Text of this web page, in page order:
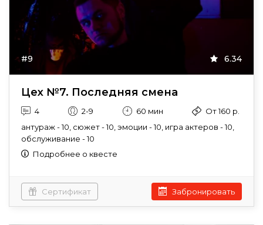
#9 6.34
Цех №7. Последняя смена
4 2-9 60 мин
От 160 р.
антураж - 10, сюжет - 10, эмоции - 10, игра актеров - 10,
обслуживание - 10
Подробнее о квесте
Сертификат Забронировать